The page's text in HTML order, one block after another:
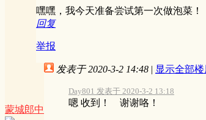
嘿嘿，我今天准备尝试第一次做泡菜！
回复
举报
蒙城郎中
发表于 2020-3-2 14:48 | 显示全部
Day801 发表于 2020-3-2 13:18
嗯 收到！ 谢谢咯！